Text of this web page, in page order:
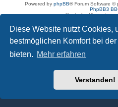
Diese Website nutzt Cookies,
bestmöglichen Komfort bei
bieten. Mehr erfahren
Verstanden!
Powered by phpBB® Forum Software ©
PhpBB3
Deutsche